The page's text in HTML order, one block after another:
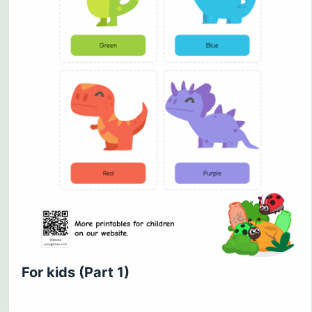
For kids (Part 1)